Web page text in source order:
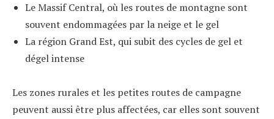
Le Massif Central, où les routes de montagne sont
souvent endommagées par la neige et le gel
La région Grand Est, qui subit des cycles de gel et
dégel intense
Les zones rurales et les petites routes de campagne
peuvent aussi être plus affectées, car elles sont souvent